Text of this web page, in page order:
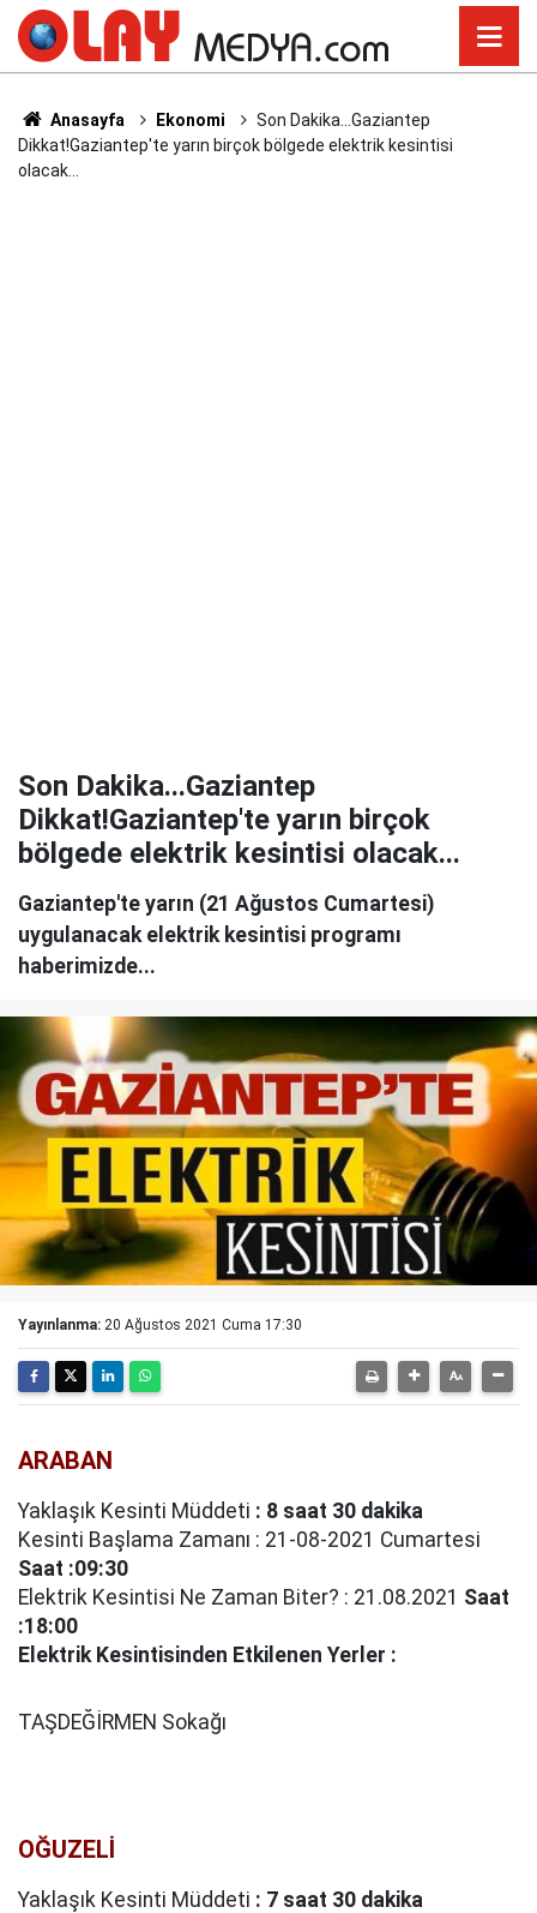
Anasayfa Ekonomi
Son Dakika...Gaziantep
Dikkat!Gaziantep'te yarın birçok bölgede elektrik kesintisi
olacak...
Son Dakika...Gaziantep
Dikkat!Gaziantep'te yarın birçok
bölgede elektrik kesintisi olacak...
Gaziantep'te yarın (21 Ağustos Cumartesi)
uygulanacak elektrik kesintisi programı
haberimizde...
Yayınlanma: 20 Ağustos 2021 Cuma 17:30
ARABAN
Yaklaşık Kesinti Müddeti : 8 saat 30 dakika
Kesinti Başlama Zamanı : 21-08-2021 Cumartesi
Saat :09:30
Elektrik Kesintisi Ne Zaman Biter? : 21.08.2021 Saat
:18:00
Elektrik Kesintisinden Etkilenen Yerler :
TAŞDEĞİRMEN Sokağı
OĞUZELİ
Yaklaşık Kesinti Müddeti : 7 saat 30 dakika